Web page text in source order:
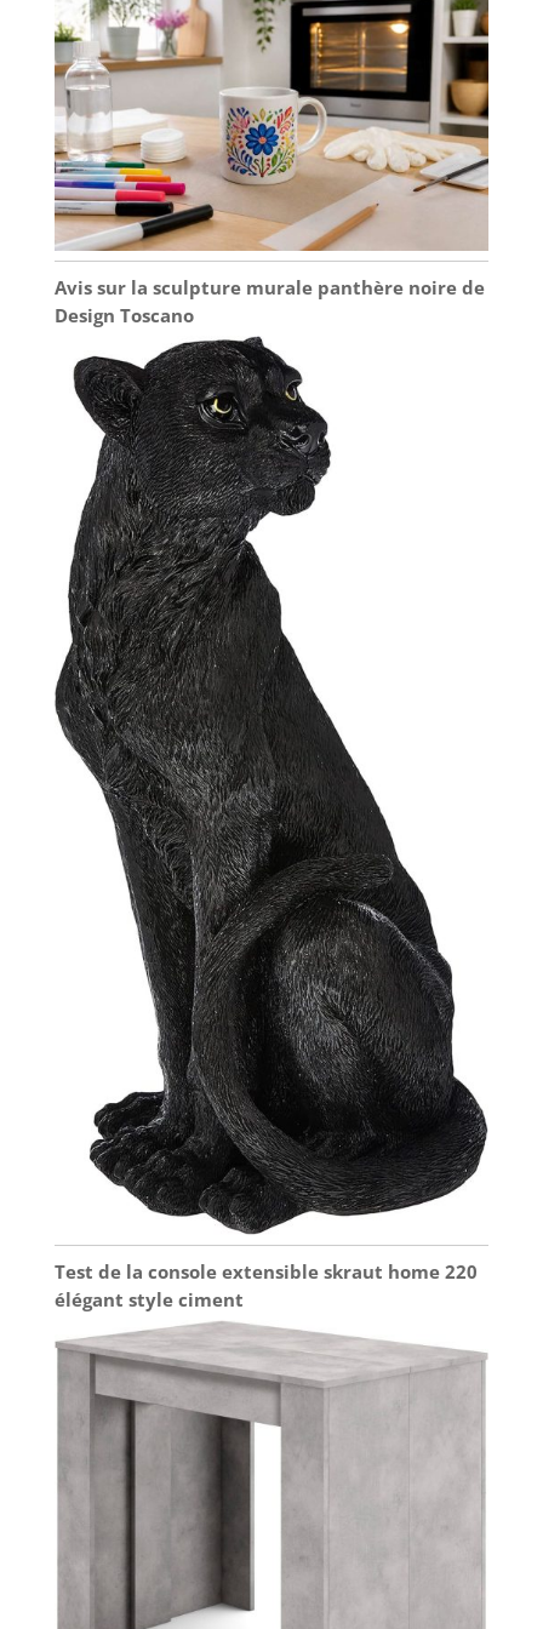
Avis sur la sculpture murale panthère noire de
Design Toscano
Test de la console extensible skraut home 220
élégant style ciment